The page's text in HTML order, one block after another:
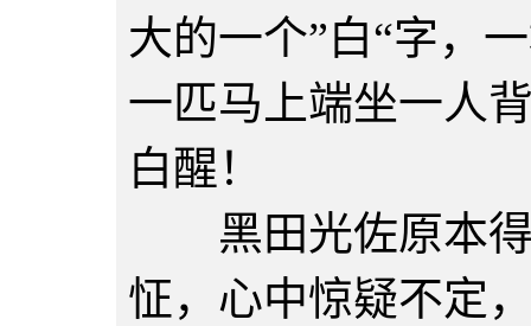
大的一个”白“字，
一匹马上端坐一人
白醒！
黑田光佐原本得
怔，心中惊疑不定